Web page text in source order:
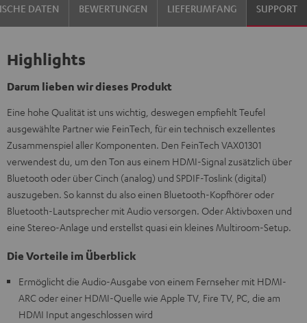
DATEN BEWERTUNGEN LIEFERUMFANG SUPPORT
Highlights
Darum lieben wir dieses Produkt
Eine hohe Qualität ist uns wichtig, deswegen empfiehlt Teufel
ausgewählte Partner wie FeinTech, für ein technisch exzellentes
Zusammenspiel aller Komponenten. Den FeinTech VAX01301
verwendest du, um den Ton aus einem HDMI-Signal zusätzlich über
Bluetooth oder über Cinch (analog) und SPDIF-Toslink (digital)
auszugeben. So kannst du also einen Bluetooth-Kopfhörer oder
Bluetooth-Lautsprecher mit Audio versorgen. Oder Aktivboxen und
eine Stereo-Anlage und erstellst quasi ein kleines Multiroom-Setup.
Die Vorteile im Überblick
Ermöglicht die Audio-Ausgabe von einem Fernseher mit HDMI-
ARC oder einer HDMI-Quelle wie Apple TV, Fire TV, PC, die am
HDMI Input angeschlossen wird